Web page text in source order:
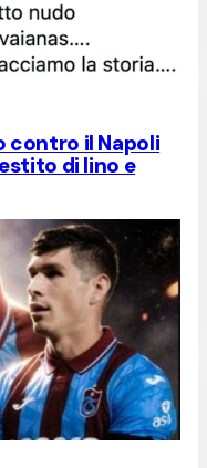
contro il Napoli
di lino e